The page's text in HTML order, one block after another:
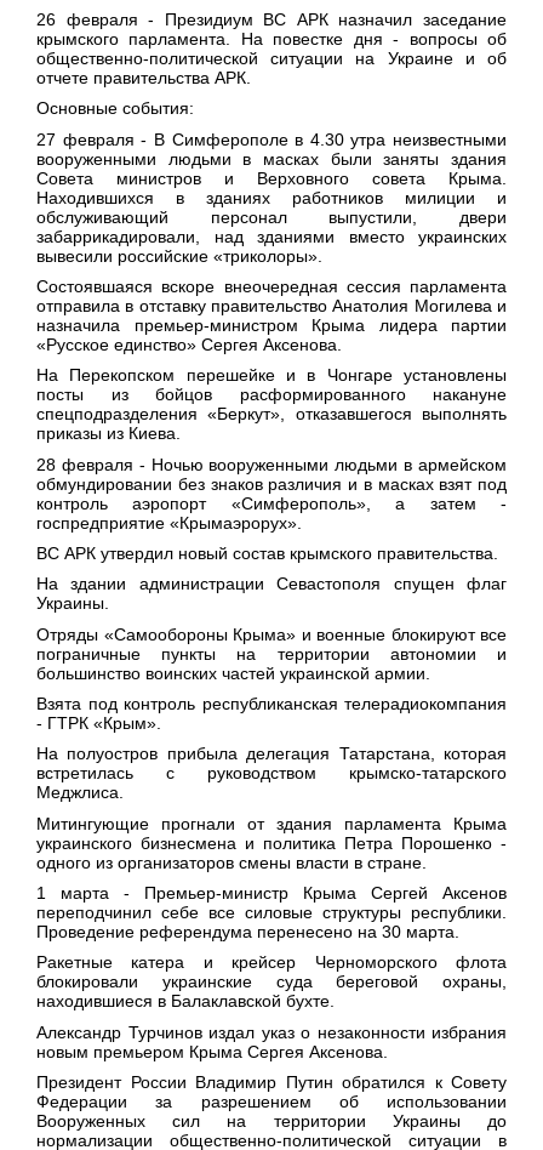
26 февраля - Президиум ВС АРК назначил заседание
крымского парламента. На повестке дня - вопросы об
общественно-политической ситуации на Украине и об
отчете правительства АРК.
Основные события:
27 февраля - В Симферополе в 4.30 утра неизвестными
вооруженными людьми в масках были заняты здания
Совета министров и Верховного совета Крыма.
Находившихся в зданиях работников милиции и
обслуживающий персонал выпустили, двери
забаррикадировали, над зданиями вместо украинских
вывесили российские «триколоры».
Состоявшаяся вскоре внеочередная сессия парламента
отправила в отставку правительство Анатолия Могилева и
назначила премьер-министром Крыма лидера партии
«Русское единство» Сергея Аксенова.
На Перекопском перешейке и в Чонгаре установлены
посты из бойцов расформированного накануне
спецподразделения «Беркут», отказавшегося выполнять
приказы из Киева.
28 февраля - Ночью вооруженными людьми в армейском
обмундировании без знаков различия и в масках взят под
контроль аэропорт «Симферополь», а затем -
госпредприятие «Крымаэрорух».
ВС АРК утвердил новый состав крымского правительства.
На здании администрации Севастополя спущен флаг
Украины.
Отряды «Самообороны Крыма» и военные блокируют все
пограничные пункты на территории автономии и
большинство воинских частей украинской армии.
Взята под контроль республиканская телерадиокомпания
- ГТРК «Крым».
На полуостров прибыла делегация Татарстана, которая
встретилась с руководством крымско-татарского
Меджлиса.
Митингующие прогнали от здания парламента Крыма
украинского бизнесмена и политика Петра Порошенко -
одного из организаторов смены власти в стране.
1 марта - Премьер-министр Крыма Сергей Аксенов
переподчинил себе все силовые структуры республики.
Проведение референдума перенесено на 30 марта.
Ракетные катера и крейсер Черноморского флота
блокировали украинские суда береговой охраны,
находившиеся в Балаклавской бухте.
Александр Турчинов издал указ о незаконности избрания
новым премьером Крыма Сергея Аксенова.
Президент России Владимир Путин обратился к Совету
Федерации за разрешением об использовании
Вооруженных сил на территории Украины до
нормализации общественно-политической ситуации в